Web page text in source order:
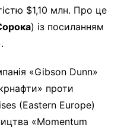
$1,10 млн. Про це
) із посиланням
«Gibson Dunn»
проти
(Eastern Europe)
«Momentum